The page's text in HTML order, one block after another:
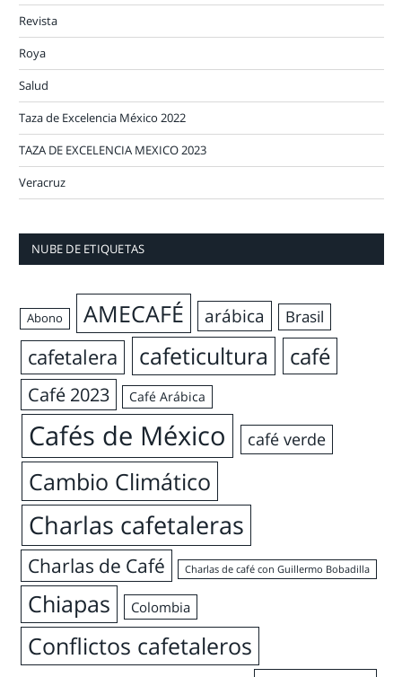
Revista
Roya
Salud
Taza de Excelencia México 2022
TAZA DE EXCELENCIA MEXICO 2023
Veracruz
NUBE DE ETIQUETAS
Abono AMECAFÉ arábica Brasil
cafetalera cafeticultura café
Café 2023 Café Arábica
Cafés de México café verde
Cambio Climático
Charlas cafetaleras
Charlas de Café Charlas de café con Guillermo Bobadilla
Chiapas Colombia
Conflictos cafetaleros